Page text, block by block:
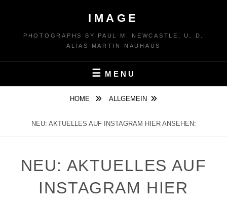
content
IMAGE
PHOTOGRAPHS BY PAUL M. NEWCASTLE, U. D.
ALIAS MARTIN NAUHAUS
MENU
HOME ALLGEMEIN
NEU: AKTUELLES AUF INSTAGRAM HIER ANSEHEN:
NEU: AKTUELLES AUF
INSTAGRAM HIER